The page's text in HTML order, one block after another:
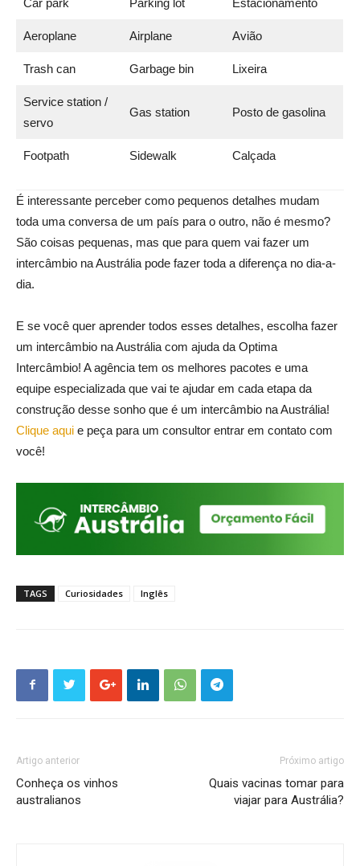
Aeroplane Airplane Avião
Trash can Garbage bin Lixeira
Service station /
servo
Gas station Posto de gasolina
Footpath Sidewalk Calçada
É interessante perceber como pequenos detalhes mudam
toda uma conversa de um país para o outro, não é mesmo?
São coisas pequenas, mas que para quem vai fazer um
intercâmbio na Austrália pode fazer toda a diferença no dia-a-
dia.
E se você quer aprender todos esses detalhes, escolha fazer
um intercâmbio na Austrália com ajuda da Optima
Intercâmbio! A agência tem os melhores pacotes e uma
equipe especializada que vai te ajudar em cada etapa da
construção desse sonho que é um intercâmbio na Austrália!
Clique aqui e peça para um consultor entrar em contato com
você!
TAGS Curiosidades Inglês
Artigo anterior
Conheça os vinhos
australianos
Próximo artigo
Quais vacinas tomar para
viajar para Austrália?